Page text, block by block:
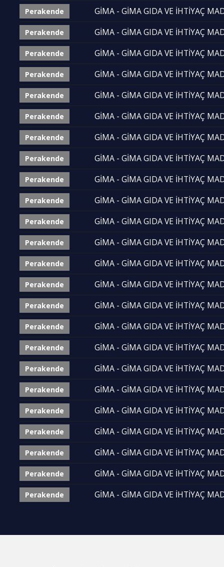
Perakende GİMA - GİMA GIDA VE İHTİYAÇ
Perakende GİMA - GİMA GIDA VE İHTİYAÇ
Perakende GİMA - GİMA GIDA VE İHTİYAÇ
Perakende GİMA - GİMA GIDA VE İHTİYAÇ
Perakende GİMA - GİMA GIDA VE İHTİYAÇ
Perakende GİMA - GİMA GIDA VE İHTİYAÇ
Perakende GİMA - GİMA GIDA VE İHTİYAÇ
Perakende GİMA - GİMA GIDA VE İHTİYAÇ
Perakende GİMA - GİMA GIDA VE İHTİYAÇ
Perakende GİMA - GİMA GIDA VE İHTİYAÇ
Perakende GİMA - GİMA GIDA VE İHTİYAÇ
Perakende GİMA - GİMA GIDA VE İHTİYAÇ
Perakende GİMA - GİMA GIDA VE İHTİYAÇ
Perakende GİMA - GİMA GIDA VE İHTİYAÇ
Perakende GİMA - GİMA GIDA VE İHTİYAÇ
Perakende GİMA - GİMA GIDA VE İHTİYAÇ
Perakende GİMA - GİMA GIDA VE İHTİYAÇ
Perakende GİMA - GİMA GIDA VE İHTİYAÇ
Perakende GİMA - GİMA GIDA VE İHTİYAÇ
Perakende GİMA - GİMA GIDA VE İHTİYAÇ
Perakende GİMA - GİMA GIDA VE İHTİYAÇ
Perakende GİMA - GİMA GIDA VE İHTİYAÇ
Perakende GİMA - GİMA GIDA VE İHTİYAÇ
Perakende GİMA - GİMA GIDA VE İHTİYAÇ